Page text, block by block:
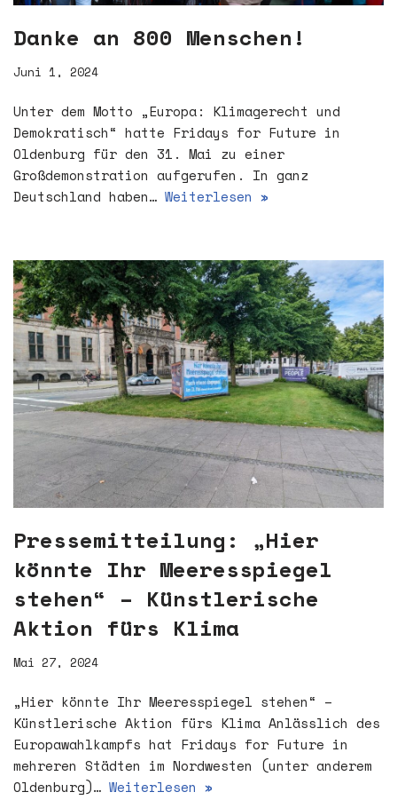
Danke an 800 Menschen!
Juni 1, 2024
Unter dem Motto „Europa: Klimagerecht und
Demokratisch“ hatte Fridays for Future in
Oldenburg für den 31. Mai zu einer
Großdemonstration aufgerufen. In ganz
Deutschland haben… Weiterlesen »
Pressemitteilung: „Hier
könnte Ihr Meeresspiegel
stehen“ – Künstlerische
Aktion fürs Klima
Mai 27, 2024
„Hier könnte Ihr Meeresspiegel stehen“ –
Künstlerische Aktion fürs Klima Anlässlich des
Europawahlkampfs hat Fridays for Future in
mehreren Städten im Nordwesten (unter anderem
Oldenburg)… Weiterlesen »